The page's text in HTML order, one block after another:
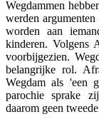
Wegdammen
werden
worden aan
kinderen. Volgens
voorbijgezien.
belangrijke rol.
Wegdam als 'een
parochie sprake
daarom geen